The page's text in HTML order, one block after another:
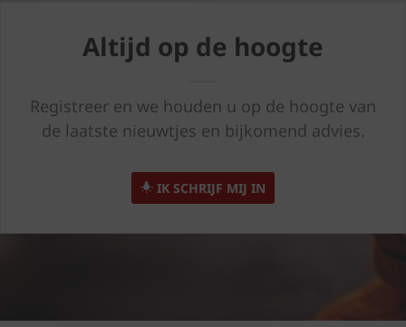
Altijd op de hoogte
Registreer en we houden u op de hoogte van
de laatste nieuwtjes en bijkomend advies.
IK SCHRIJF MIJ IN